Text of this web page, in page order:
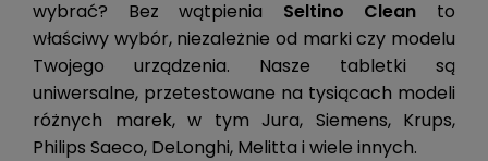
wybrać? Bez wątpienia Seltino Clean to
właściwy wybór, niezależnie od marki czy modelu
Twojego urządzenia. Nasze tabletki są
uniwersalne, przetestowane na tysiącach modeli
różnych marek, w tym Jura, Siemens, Krups,
Philips Saeco, DeLonghi, Melitta i wiele innych.